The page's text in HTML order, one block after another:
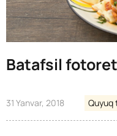
Batafsil
31 Yanvar, 2018 Quyuq